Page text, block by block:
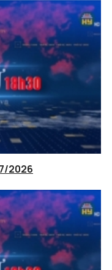
2026